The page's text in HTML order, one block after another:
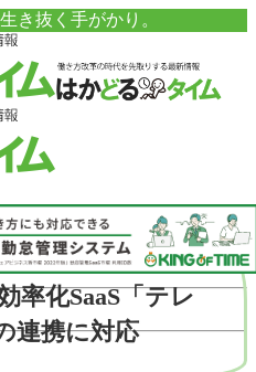
き抜く手がかり。
率化SaaS「テレ
連携に対応